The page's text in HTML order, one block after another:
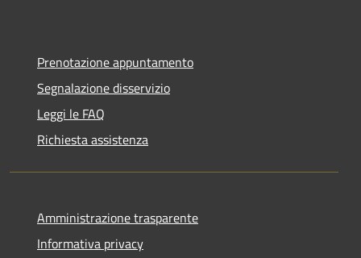
Prenotazione appuntamento
Segnalazione disservizio
Leggi le FAQ
Richiesta assistenza
Amministrazione trasparente
Informativa privacy